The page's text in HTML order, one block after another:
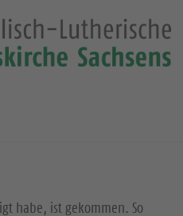
habe, ist gekommen. So